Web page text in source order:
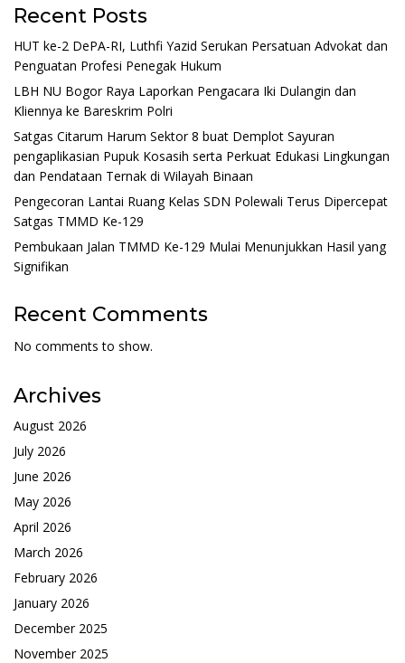
Recent Posts
HUT ke-2 DePA-RI, Luthfi Yazid Serukan Persatuan Advokat dan
Penguatan Profesi Penegak Hukum
LBH NU Bogor Raya Laporkan Pengacara Iki Dulangin dan
Kliennya ke Bareskrim Polri
Satgas Citarum Harum Sektor 8 buat Demplot Sayuran
pengaplikasian Pupuk Kosasih serta Perkuat Edukasi Lingkungan
dan Pendataan Ternak di Wilayah Binaan
Pengecoran Lantai Ruang Kelas SDN Polewali Terus Dipercepat
Satgas TMMD Ke-129
Pembukaan Jalan TMMD Ke-129 Mulai Menunjukkan Hasil yang
Signifikan
Recent Comments
No comments to show.
Archives
August 2026
July 2026
June 2026
May 2026
April 2026
March 2026
February 2026
January 2026
December 2025
November 2025